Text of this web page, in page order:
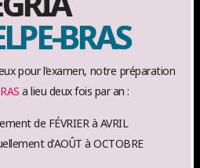
BRAS
pour l’examen, notre préparation
a lieu deux fois par an :
de FÉVRIER à AVRIL
d'AOÛT à OCTOBRE